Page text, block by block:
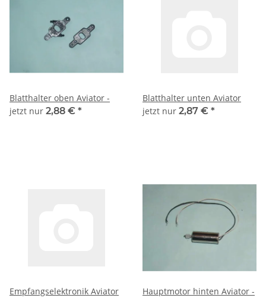
Blatthalter oben Aviator -
jetzt nur 2,88 € *
Blatthalter unten Aviator
jetzt nur 2,87 € *
Empfangselektronik Aviator
Hauptmotor hinten Aviator -